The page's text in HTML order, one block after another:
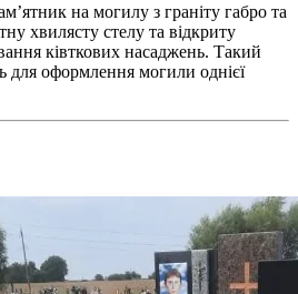
на могилу з граніту габро та
хвилясту стелу та відкриту
ківткових насаджень. Такий
для оформлення могили однієї